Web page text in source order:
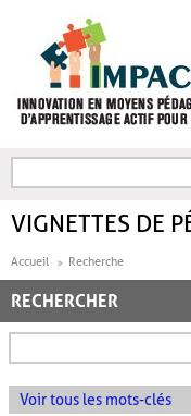
FORMULAIRE DE
VIGNETTES DE
Accueil Recherche
RECHERCHER
Voir tous les mots-clés